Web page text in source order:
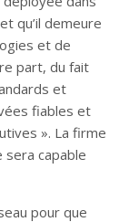
qu’il demeure
et de
part, du fait
et
fiables et
». La firme
sera capable
pour que